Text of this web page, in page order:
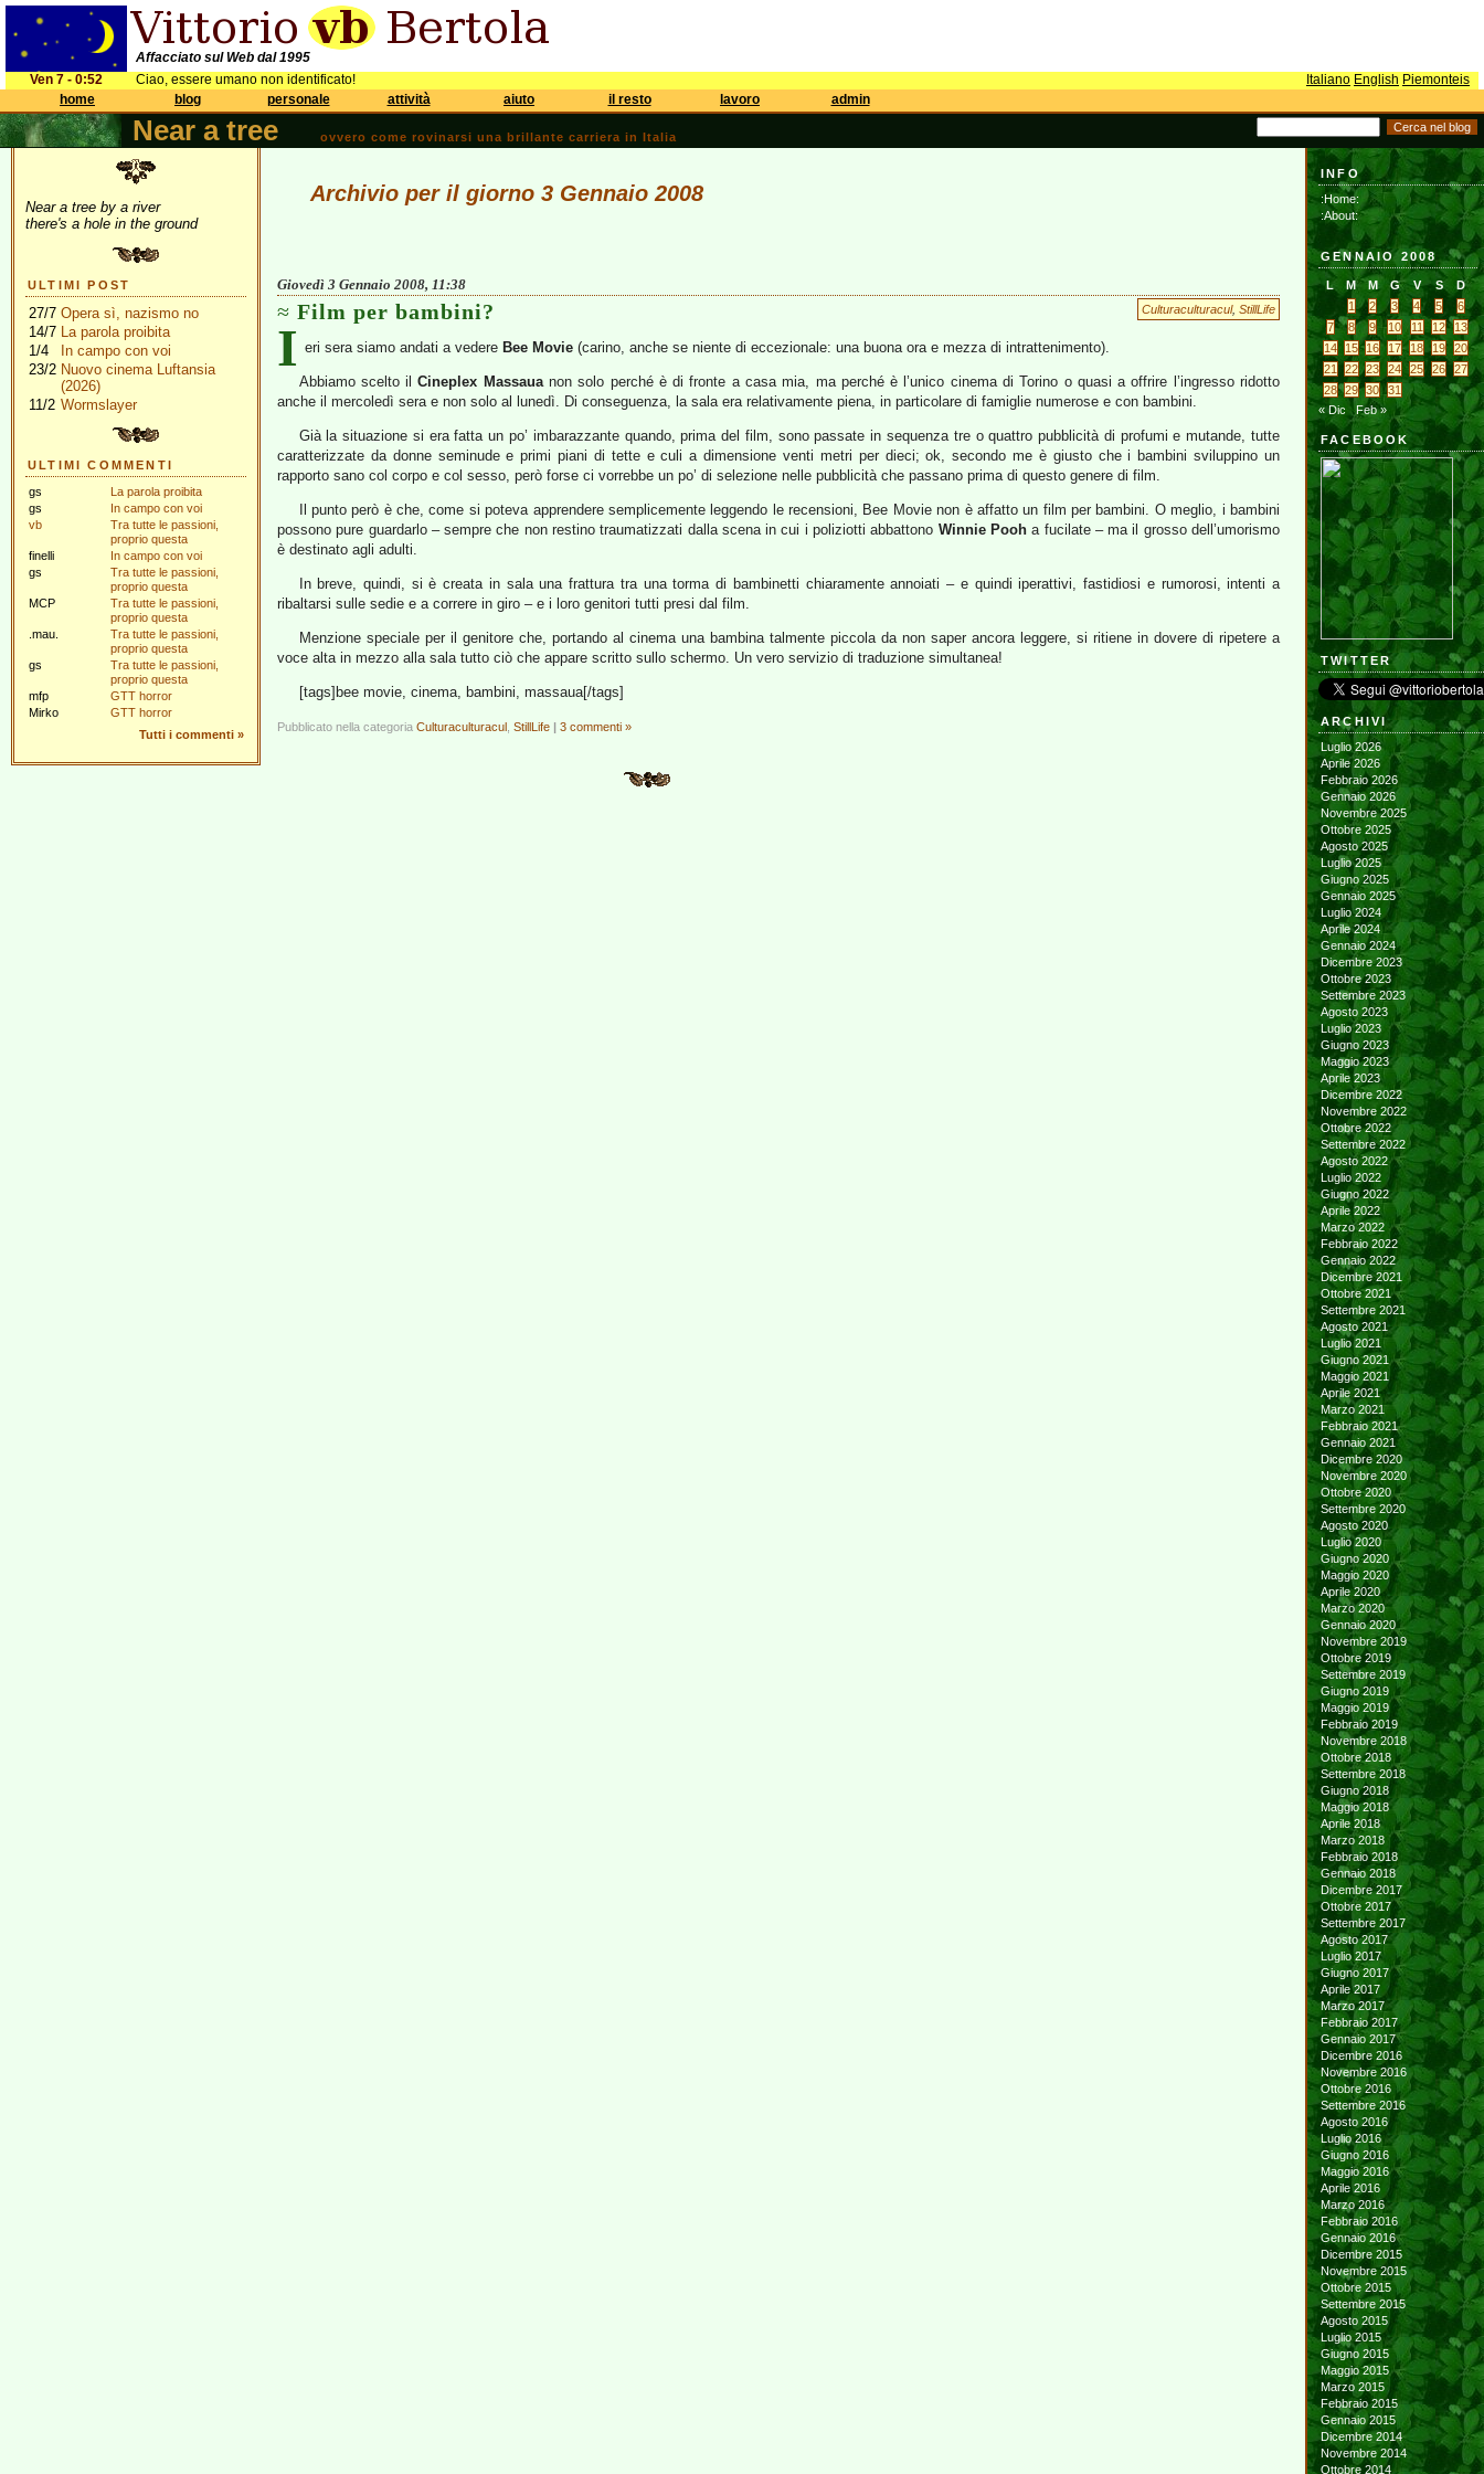
Affacciato sul Web dal 1995
Ven 7 - 0:52
Ciao, essere umano non identificato! Italiano English Piemonteis
home
blog personale attività aiuto il resto lavoro admin
Near a tree ovvero come rovinarsi una brillante carriera in Italia
Near a tree by a river
there's a hole in the ground
ULTIMI POST
27/7 Opera sì, nazismo no
14/7 La parola proibita
1/4
In campo con voi
23/2 Nuovo cinema Luftansia
(2026)
11/2 Wormslayer
ULTIMI COMMENTI
gs
La parola proibita
gs
In campo con voi
vb
Tra tutte le passioni,
proprio questa
finelli
In campo con voi
gs
Tra tutte le passioni,
proprio questa
MCP
Tra tutte le passioni,
proprio questa
.mau.
Tra tutte le passioni,
proprio questa
gs
Tra tutte le passioni,
proprio questa
mfp
GTT horror
Mirko
GTT horror
Tutti i commenti »
Archivio per il giorno 3 Gennaio 2008
Giovedì 3 Gennaio 2008, 11:38
Culturaculturacul, StillLife
Film per bambini?
I eri sera siamo andati a vedere Bee Movie (carino, anche se niente di eccezionale: una buona ora e mezza di intrattenimento).
Abbiamo scelto ilCineplex Massauanon solo perché è di fronte a casa mia, ma perché è l’unico cinema di Torino o quasi a offrire l’ingresso ridotto
anche il mercoledì sera e non solo al lunedì. Di conseguenza, la sala era relativamente piena, in particolare di famiglie numerose e con bambini.
Già la situazione si era fatta un po’ imbarazzante quando, prima del film, sono passate in sequenza tre o quattro pubblicità di profumi e mutande, tutte
caratterizzate da donne seminude e primi piani di tette e culi a dimensione venti metri per dieci; ok, secondo me è giusto che i bambini sviluppino un
rapporto sano col corpo e col sesso, però forse ci vorrebbe un po’ di selezione nelle pubblicità che passano prima di questo genere di film.
Il punto però è che, come si poteva apprendere semplicemente leggendo le recensioni, Bee Movie non è affatto un film per bambini. O meglio, i bambini
possono pure guardarlo – sempre che non restino traumatizzati dalla scena in cui i poliziotti abbattono Winnie Pooha fucilate – ma il grosso dell’umorismo
è destinato agli adulti.
In breve, quindi, si è creata in sala una frattura tra una torma di bambinetti chiaramente annoiati – e quindi iperattivi, fastidiosi e rumorosi, intenti a
ribaltarsi sulle sedie e a correre in giro – e i loro genitori tutti presi dal film.
Menzione speciale per il genitore che, portando al cinema una bambina talmente piccola da non saper ancora leggere, si ritiene in dovere di ripetere a
voce alta in mezzo alla sala tutto ciò che appare scritto sullo schermo. Un vero servizio di traduzione simultanea!
[tags]bee movie, cinema, bambini, massaua[/tags]
Pubblicato nella categoria Culturaculturacul StillLife | 3 commenti »
INFO
:Home:
:About:
GENNAIO 2008
L M M G V S
D
1
2 3 4 5
6
7
8 9 10 11 12
13
14
15 16 17 18 19
20
21
22 23 24 25 26
27
28
29 30
31
« Dic
Feb »
FACEBOOK
TWITTER
ARCHIVI
Luglio 2026
Aprile 2026
Febbraio 2026
Gennaio 2026
Novembre 2025
Ottobre 2025
Agosto 2025
Luglio 2025
Giugno 2025
Gennaio 2025
Luglio 2024
Aprile 2024
Gennaio 2024
Dicembre 2023
Ottobre 2023
Settembre 2023
Agosto 2023
Luglio 2023
Giugno 2023
Maggio 2023
Aprile 2023
Dicembre 2022
Novembre 2022
Ottobre 2022
Settembre 2022
Agosto 2022
Luglio 2022
Giugno 2022
Aprile 2022
Marzo 2022
Febbraio 2022
Gennaio 2022
Dicembre 2021
Ottobre 2021
Settembre 2021
Agosto 2021
Luglio 2021
Giugno 2021
Maggio 2021
Aprile 2021
Marzo 2021
Febbraio 2021
Gennaio 2021
Dicembre 2020
Novembre 2020
Ottobre 2020
Settembre 2020
Agosto 2020
Luglio 2020
Giugno 2020
Maggio 2020
Aprile 2020
Marzo 2020
Gennaio 2020
Novembre 2019
Ottobre 2019
Settembre 2019
Giugno 2019
Maggio 2019
Febbraio 2019
Novembre 2018
Ottobre 2018
Settembre 2018
Giugno 2018
Maggio 2018
Aprile 2018
Marzo 2018
Febbraio 2018
Gennaio 2018
Dicembre 2017
Ottobre 2017
Settembre 2017
Agosto 2017
Luglio 2017
Giugno 2017
Aprile 2017
Marzo 2017
Febbraio 2017
Gennaio 2017
Dicembre 2016
Novembre 2016
Ottobre 2016
Settembre 2016
Agosto 2016
Luglio 2016
Giugno 2016
Maggio 2016
Aprile 2016
Marzo 2016
Febbraio 2016
Gennaio 2016
Dicembre 2015
Novembre 2015
Ottobre 2015
Settembre 2015
Agosto 2015
Luglio 2015
Giugno 2015
Maggio 2015
Marzo 2015
Febbraio 2015
Gennaio 2015
Dicembre 2014
Novembre 2014
Ottobre 2014